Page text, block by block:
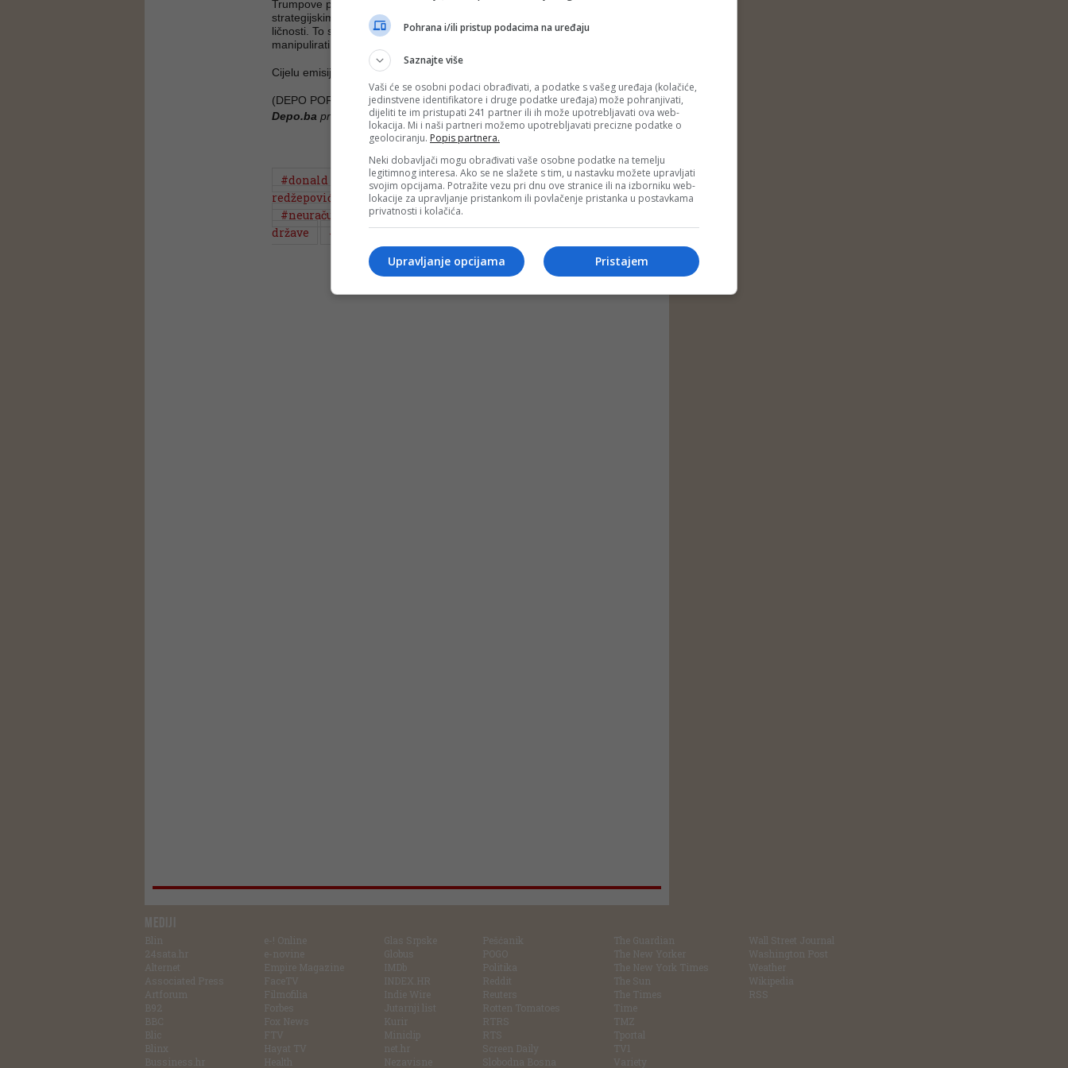
Trumpove postupke ne treba analizirati samo političkim argumentima i
strategijskim procjenama nego analizom psihološkog profila njegove
ličnosti. To su napraviliPutini Netanyahu koji tim pristupom uspijevaju
manipulirati Trumpom koji se pokazao totalno neuračunljiv kao predsjednik.
Cijelu emisiju možete pogledati
(DEPO PORTAL/ad)
Depo.ba pratite putem društvenih mrežaTwitteri Facebook
#donald trump #rat #iran #vojni analotičar
#goran
redžepović
#analiza #poraz
#radikalizacija
#neuračunljiv
#režim #izrael
države
#politika
MEDIJI
Blin
24sata.hr
Alternet
Associated Press
Artforum
B92
BBC
Blic
Blinx
Bussiness.hr
e-! Online
e-novine
Empire Magazine
FaceTV
Filmofilia
Forbes
Fox News
FTV
Hayat TV
Health
Glas Srpske
Globus
IMDb
INDEX.HR
Indie Wire
Jutarnji list
Kurir
Miniclip
net.hr
Nezavisne
Pešćanik
POGO
Politika
Reddit
Reuters
Rotten Tomatoes
RTRS
RTS
Screen Daily
Slobodna Bosna
The Guardian
The New Yorker
The New York Times
The Sun
The Times
Time
TMZ
Tportal
TV1
Variety
Wall Street Journal
Washington Post
Weather
Wikipedia
RSS
Pohrana i/ili pristup podacima na uređaju
Saznajte više
Vaši će se osobni podaci obrađivati, a podatke s vašeg uređaja (kolačiće,
jedinstvene identifikatore i druge podatke uređaja) može pohranjivati,
dijeliti te im pristupati 241 partner ili ih može upotrebljavati ova web-
lokacija. Mi i naši partneri možemo upotrebljavati precizne podatke o
geolociranju. Popis partnera.
Neki dobavljači mogu obrađivati vaše osobne podatke na temelju
legitimnog interesa. Ako se ne slažete s tim, u nastavku možete upravljati
svojim opcijama. Potražite vezu pri dnu ove stranice ili na izborniku web-
lokacije za upravljanje pristankom ili povlačenje pristanka u postavkama
privatnosti i kolačića.
Pristajem
Upravljanje opcijama